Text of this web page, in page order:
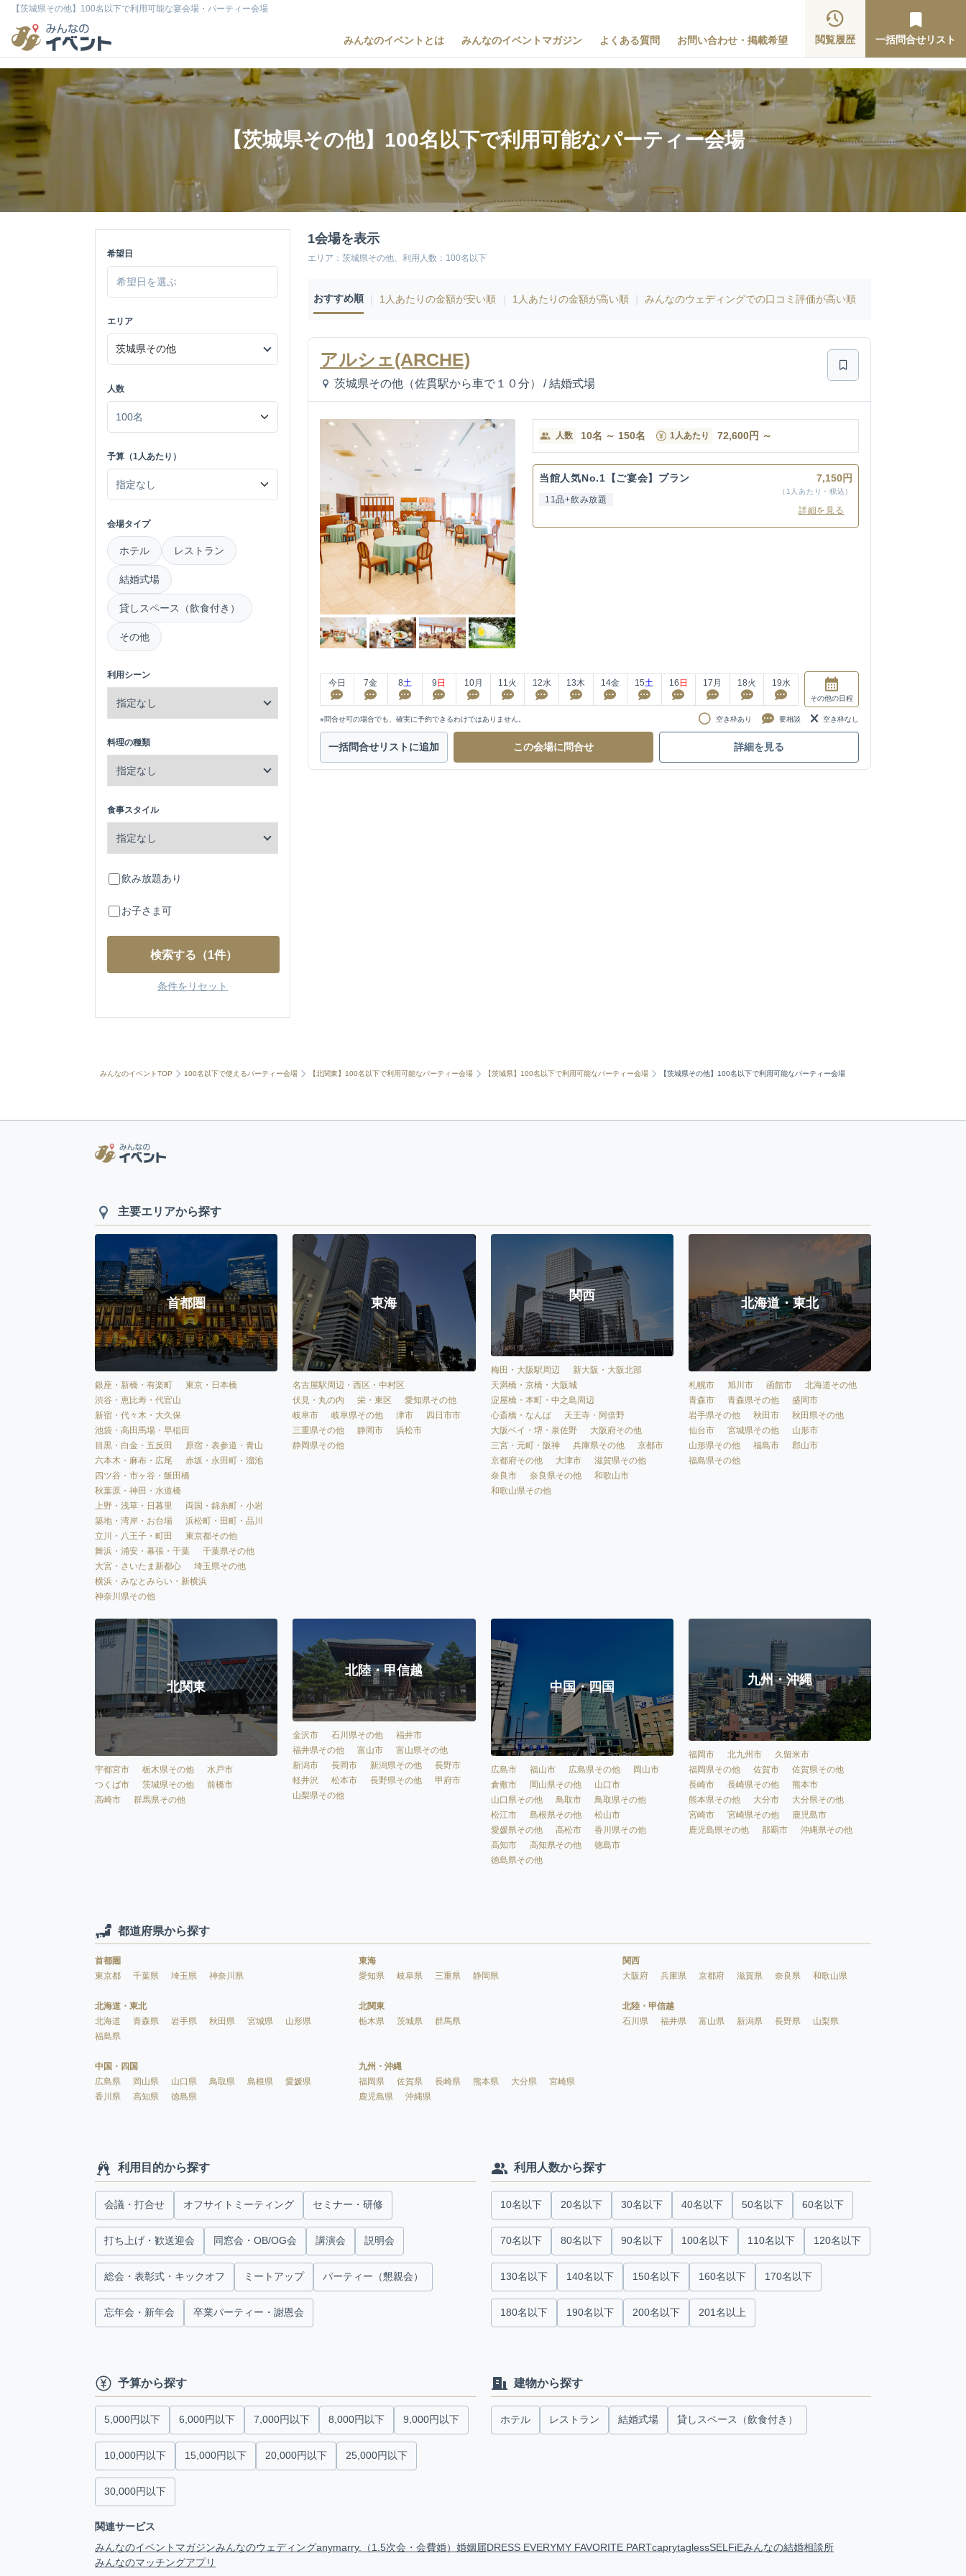
【茨城県その他】100名以下で利用可能な宴会場・パーティー会場
みんなのイベントとは みんなのイベントマガジン よくある質問 お問い合わせ・掲載希望 閲覧履歴 一括問合せリスト
【茨城県その他】100名以下で利用可能なパーティー会場
希望日
エリア
人数
予算（1人あたり）
会場タイプ
ホテル レストラン
結婚式場
貸しスペース（飲食付き）
その他
利用シーン
料理の種類
食事スタイル
飲み放題あり
お子さま可
検索する （1件）
条件をリセット
1会場を表示
エリア：茨城県その他、利用人数：100名以下
おすすめ順 1人あたりの金額が安い順 1人あたりの金額が高い順 みんなのウェディングでの口コミ評価が高い順
アルシェ(ARCHE)
茨城県その他（佐貫駅から車で１０分） / 結婚式場
人数 10名 ～ 150名 1人あたり 72,600円 ～
当館人気No.1【ご宴会】プラン
11品+飲み放題
7,150円
（1人あたり・税込）
詳細を見る
今日 7金 8土 9 日 10月 11火 12水 13木 14金 15土 16 日 17 月 18火 19水
その他の日程
※問合せ可の場合でも、確実に予約できるわけではありません。 空き枠あり 要相談 空き枠なし
一括問合せリストに追加 この会場に問合せ 詳細を見る
みんなのイベントTOP 100名以下で使えるパーティー会場 【北関東】100名以下で利用可能なパーティー会場 【茨城県】100名以下で利用可能なパーティー会場 【茨城県その他】100名以下で利用可能なパーティー会場
主要エリアから探す
首都圏
銀座・新橋・有楽町
東京・日本橋
渋谷・恵比寿・代官山
新宿・代々木・大久保
池袋・高田馬場・早稲田
目黒・白金・五反田
原宿・表参道・青山
六本木・麻布・広尾
赤坂・永田町・溜池
四ツ谷・市ヶ谷・飯田橋
秋葉原・神田・水道橋
上野・浅草・日暮里
両国・錦糸町・小岩
築地・湾岸・お台場
浜松町・田町・品川
立川・八王子・町田
東京都その他
舞浜・浦安・幕張・千葉
千葉県その他
大宮・さいたま新都心
埼玉県その他
横浜・みなとみらい・新横浜
神奈川県その他
東海
名古屋駅周辺・西区・中村区
伏見・丸の内
栄・東区
愛知県その他
岐阜市
岐阜県その他 津市
四日市市
三重県その他
静岡市
浜松市
静岡県その他
関西
梅田・大阪駅周辺
新大阪・大阪北部
天満橋・京橋・大阪城
淀屋橋・本町・中之島周辺
心斎橋・なんば
天王寺・阿倍野
大阪ベイ・堺・泉佐野
大阪府その他
三宮・元町・阪神
兵庫県その他
京都市
京都府その他
大津市
滋賀県その他
奈良市
奈良県その他
和歌山市
和歌山県その他
北海道・東北
札幌市 旭川市 函館市
北海道その他
青森市
青森県その他
盛岡市
岩手県その他
秋田市
秋田県その他
仙台市
宮城県その他
山形市
山形県その他
福島市
郡山市
福島県その他
北関東
宇都宮市 栃木県その他
水戸市
つくば市
茨城県その他
前橋市
高崎市
群馬県その他
北陸・甲信越
金沢市 石川県その他
福井市
福井県その他
富山市
富山県その他
新潟市
長岡市 新潟県その他
長野市
軽井沢
松本市 長野県その他
甲府市
山梨県その他
中国・四国
広島市 福山市 広島県その他
岡山市
倉敷市
岡山県その他
山口市
山口県その他
鳥取市
鳥取県その他
松江市
島根県その他
松山市
愛媛県その他
高松市
香川県その他
高知市
高知県その他
徳島市
徳島県その他
九州・沖縄
福岡市 北九州市
久留米市
福岡県その他
佐賀市
佐賀県その他
長崎市
長崎県その他
熊本市
熊本県その他
大分市
大分県その他
宮崎市
宮崎県その他
鹿児島市
鹿児島県その他
那覇市 沖縄県その他
都道府県から探す
首都圏
東京都
千葉県 埼玉県 神奈川県
東海
愛知県
岐阜県 三重県 静岡県
関西
大阪府
兵庫県 京都府 滋賀県 奈良県 和歌山県
北海道・東北
北海道
青森県 岩手県 秋田県 宮城県
山形県
福島県
北関東
栃木県
茨城県 群馬県
北陸・甲信越
石川県
福井県 富山県 新潟県 長野県 山梨県
中国・四国
広島県
岡山県 山口県 鳥取県 島根県
愛媛県
香川県
高知県 徳島県
九州・沖縄
福岡県
佐賀県 長崎県 熊本県 大分県
宮崎県
鹿児島県
沖縄県
利用目的から探す
会議・打合せ オフサイトミーティング セミナー・研修
打ち上げ・歓送迎会 同窓会・OB/OG会 講演会 説明会
総会・表彰式・キックオフ ミートアップ パーティー（懇親会）
忘年会・新年会 卒業パーティー・謝恩会
利用人数から探す
10名以下 20名以下 30名以下 40名以下 50名以下 60名以下
70名以下 80名以下 90名以下 100名以下 110名以下 120名以下
130名以下 140名以下 150名以下 160名以下 170名以下
180名以下 190名以下 200名以下 201名以上
予算から探す
5,000円以下 6,000円以下 7,000円以下 8,000円以下 9,000円以下
10,000円以下 15,000円以下 20,000円以下 25,000円以下
30,000円以下
建物から探す
ホテル レストラン 結婚式場 貸しスペース（飲食付き）
関連サービス
みんなのイベントマガジンみんなのウェディングanymarry.（1.5次会・会費婚） 婚姻届DRESS EVERYMY FAVORITE PARTcaprytaglessSELFiEみんなの結婚相談所
みんなのマッチングアプリ